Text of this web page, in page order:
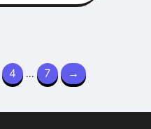
4 ... 7 →